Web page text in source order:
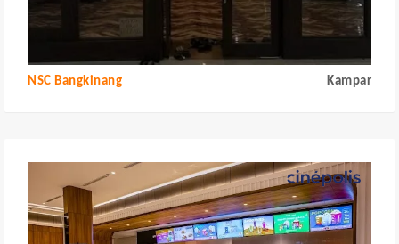
NSC Bangkinang Kampar